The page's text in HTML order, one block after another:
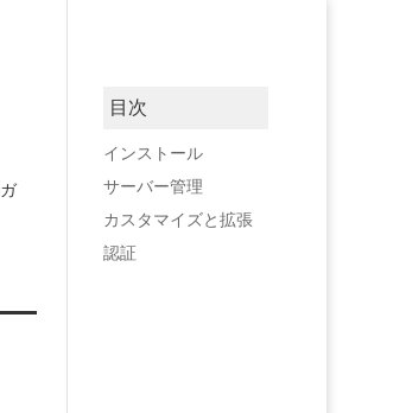
目次
インストール
サーバー管理
カスタマイズと拡張
認証